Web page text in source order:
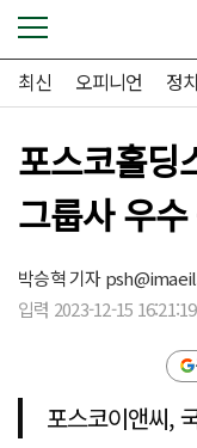
최신 오피니언 정치
포스코홀딩
그룹사 우
박승혁 기자
입력 2023-12-15 16:21:19
포스코이앤씨,